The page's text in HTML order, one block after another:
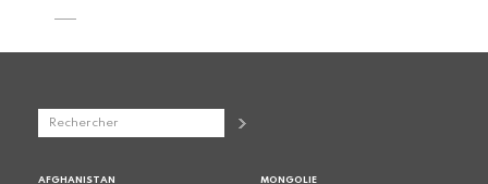
AFGHANISTAN MONGOLIE